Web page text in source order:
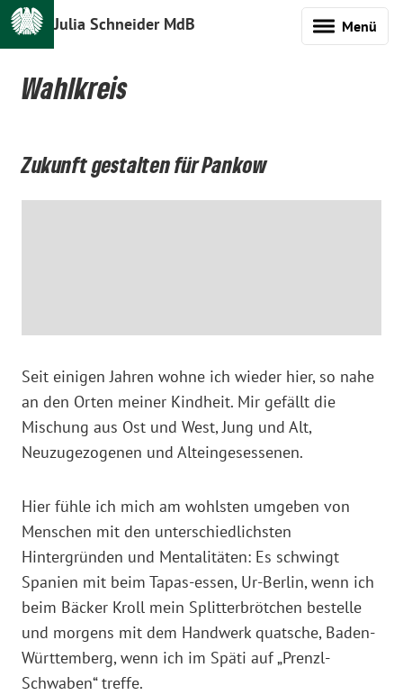
Julia Schneider MdB Menü
Wahlkreis
Zukunft gestalten für Pankow
Seit einigen Jahren wohne ich wieder hier, so nahe
an den Orten meiner Kindheit. Mir gefällt die
Mischung aus Ost und West, Jung und Alt,
Neuzugezogenen und Alteingesessenen.
Hier fühle ich mich am wohlsten umgeben von
Menschen mit den unterschiedlichsten
Hintergründen und Mentalitäten: Es schwingt
Spanien mit beim Tapas-essen, Ur-Berlin, wenn ich
beim Bäcker Kroll mein Splitterbrötchen bestelle
und morgens mit dem Handwerk quatsche, Baden-
Württemberg, wenn ich im Späti auf „Prenzl-
Schwaben“ treffe.